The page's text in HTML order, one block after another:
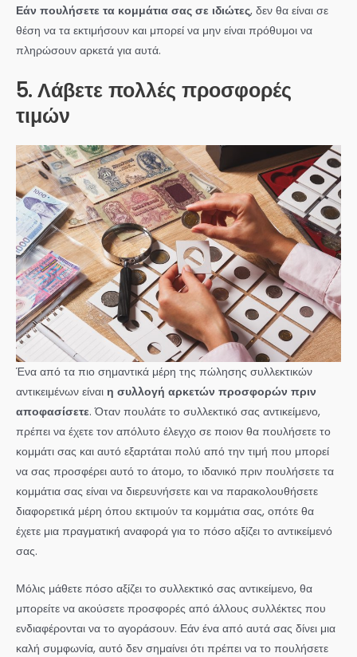
Εάν πουλήσετε τα κομμάτια σας σε ιδιώτες, δεν θα είναι σε
θέση να τα εκτιμήσουν και μπορεί να μην είναι πρόθυμοι να
πληρώσουν αρκετά για αυτά.
5. Λάβετε πολλές προσφορές
τιμών
Ένα από τα πιο σημαντικά μέρη της πώλησης συλλεκτικών
αντικειμένων είναι η συλλογή αρκετών προσφορών πριν
αποφασίσετε. Όταν πουλάτε το συλλεκτικό σας αντικείμενο,
πρέπει να έχετε τον απόλυτο έλεγχο σε ποιον θα πουλήσετε το
κομμάτι σας και αυτό εξαρτάται πολύ από την τιμή που μπορεί
να σας προσφέρει αυτό το άτομο, το ιδανικό πριν πουλήσετε τα
κομμάτια σας είναι να διερευνήσετε και να παρακολουθήσετε
διαφορετικά μέρη όπου εκτιμούν τα κομμάτια σας, οπότε θα
έχετε μια πραγματική αναφορά για το πόσο αξίζει το αντικείμενό
σας.
Μόλις μάθετε πόσο αξίζει το συλλεκτικό σας αντικείμενο, θα
μπορείτε να ακούσετε προσφορές από άλλους συλλέκτες που
ενδιαφέρονται να το αγοράσουν. Εάν ένα από αυτά σας δίνει μια
καλή συμφωνία, αυτό δεν σημαίνει ότι πρέπει να το πουλήσετε